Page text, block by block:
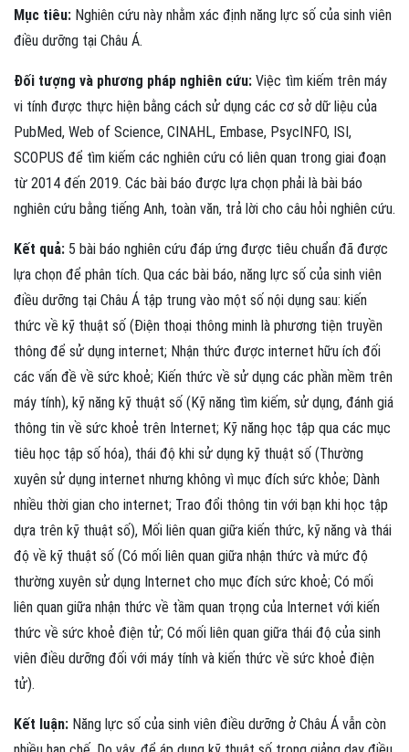
Mục tiêu: Nghiên cứu này nhằm xác định năng lực số của sinh viên
điều dưỡng tại Châu Á.
Đối tượng và phương pháp nghiên cứu: Việc tìm kiếm trên máy
vi tính được thực hiện bằng cách sử dụng các cơ sở dữ liệu của
PubMed, Web of Science, CINAHL, Embase, PsycINFO, ISI,
SCOPUS để tìm kiếm các nghiên cứu có liên quan trong giai đoạn
từ 2014 đến 2019. Các bài báo được lựa chọn phải là bài báo
nghiên cứu bằng tiếng Anh, toàn văn, trả lời cho câu hỏi nghiên cứu.
Kết quả: 5 bài báo nghiên cứu đáp ứng được tiêu chuẩn đã được
lựa chọn để phân tích. Qua các bài báo, năng lực số của sinh viên
điều dưỡng tại Châu Á tập trung vào một số nội dụng sau: kiến
thức về kỹ thuật số (Điện thoại thông minh là phương tiện truyền
thông để sử dụng internet; Nhận thức được internet hữu ích đối
các vấn đề về sức khoẻ; Kiến thức về sử dụng các phần mềm trên
máy tính), kỹ năng kỹ thuật số (Kỹ năng tìm kiếm, sử dụng, đánh giá
thông tin về sức khoẻ trên Internet; Kỹ năng học tập qua các mục
tiêu học tập số hóa), thái độ khi sử dụng kỹ thuật số (Thường
xuyên sử dụng internet nhưng không vì mục đích sức khỏe; Dành
nhiều thời gian cho internet; Trao đổi thông tin với bạn khi học tập
dựa trên kỹ thuật số), Mối liên quan giữa kiến thức, kỹ năng và thái
độ về kỹ thuật số (Có mối liên quan giữa nhận thức và mức độ
thường xuyên sử dụng Internet cho mục đích sức khoẻ; Có mối
liên quan giữa nhận thức về tầm quan trọng của Internet với kiến
thức về sức khoẻ điện tử; Có mối liên quan giữa thái độ của sinh
viên điều dưỡng đối với máy tính và kiến thức về sức khoẻ điện
tử).
Kết luận: Năng lực số của sinh viên điều dưỡng ở Châu Á vẫn còn